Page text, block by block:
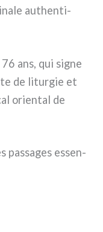
authen­ti­
ans, qui signe
de litur­gie et
orien­tal de
pas­sa­ges essen­